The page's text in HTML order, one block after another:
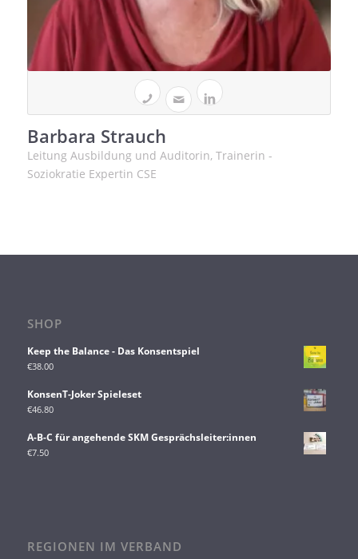
Barbara Strauch
Leitung Ausbildung und Auditorin, Trainerin -
Soziokratie Expertin CSE
SHOP
Keep the Balance - Das Konsentspiel
€38.00
KonsenT-Joker Spieleset
€46.80
A-B-C für angehende SKM Gesprächsleiter:innen
€7.50
REGIONEN IM VERBAND